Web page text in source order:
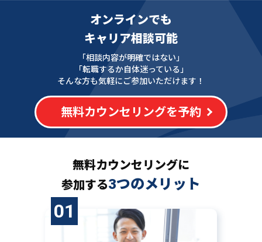
オンラインでも
キャリア相談可能
「相談内容が明確ではない」
「転職するか自体迷っている」
そんな方も気軽にご参加いただけます！
無料カウンセリングを予約
無料カウンセリングに
参加する3つのメリット
01